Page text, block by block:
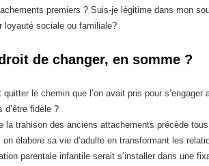
premiers ? Suis-je légitime dans mon
loyauté sociale ou familiale?
de changer, en somme ?
quitter le chemin que l’on avait pris pour
d’être fidèle ?
la trahison des anciens attachements précède
on élabore sa vie d’adulte en transformant les
parentale infantile serait s’installer dans une